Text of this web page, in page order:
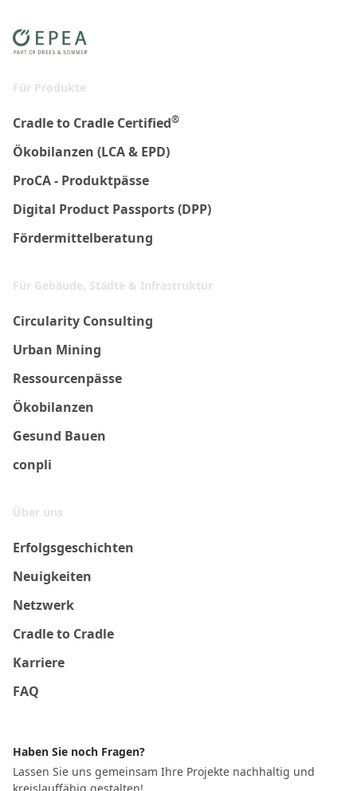
Für Produkte
Cradle to Cradle Certified®
Ökobilanzen (LCA & EPD)
ProCA - Produktpässe
Digital Product Passports (DPP)
Fördermittelberatung
Für Gebäude, Städte & Infrastruktur
Circularity Consulting
Urban Mining
Ressourcenpässe
Ökobilanzen
Gesund Bauen
conpli
Über uns
Erfolgsgeschichten
Neuigkeiten
Netzwerk
Cradle to Cradle
Karriere
FAQ
Haben Sie noch Fragen?
Lassen Sie uns gemeinsam Ihre Projekte nachhaltig und